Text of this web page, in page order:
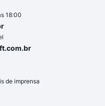
18:00
de imprensa